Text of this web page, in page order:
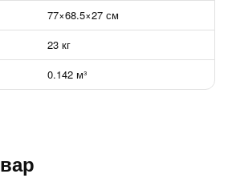
77×68.5×27 см
23 кг
0.142 м³